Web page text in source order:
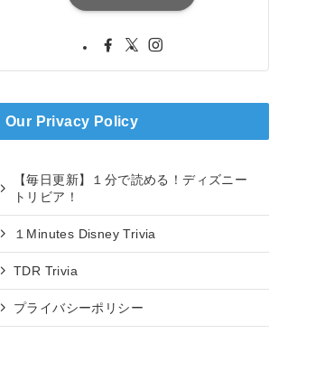
Our Privacy Policy
【毎日更新】１分で読める！ディズニー
トリビア！
１Minutes Disney Trivia
TDR Trivia
プライバシーポリシー